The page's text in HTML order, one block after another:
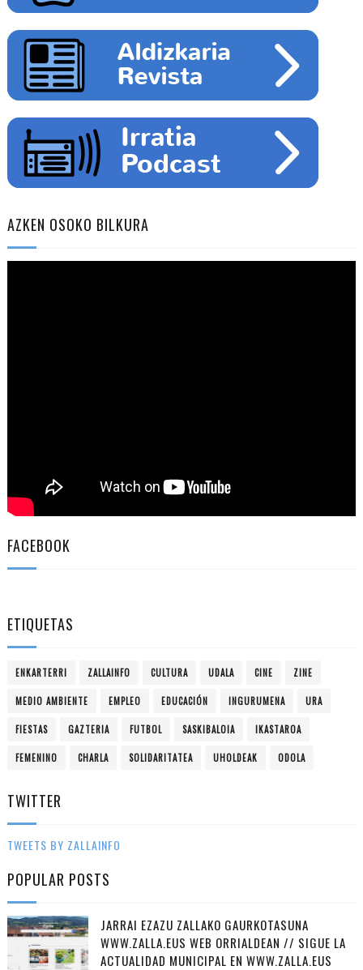
AZKEN OSOKO BILKURA
FACEBOOK
ETIQUETAS
ENKARTERRI ZALLAINFO CULTURA UDALA CINE ZINE
MEDIO AMBIENTE EMPLEO EDUCACIÓN INGURUMENA URA
FIESTAS GAZTERIA FUTBOL SASKIBALOIA IKASTAROA
FEMENINO CHARLA SOLIDARITATEA UHOLDEAK ODOLA
TWITTER
TWEETS BY ZALLAINFO
POPULAR POSTS
JARRAI EZAZU ZALLAKO GAURKOTASUNA
WWW.ZALLA.EUS WEB ORRIALDEAN // SIGUE LA
ACTUALIDAD MUNICIPAL EN WWW.ZALLA.EUS